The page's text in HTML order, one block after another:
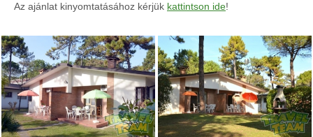
Az ajánlat kinyomtatásához kérjük kattintson ide!